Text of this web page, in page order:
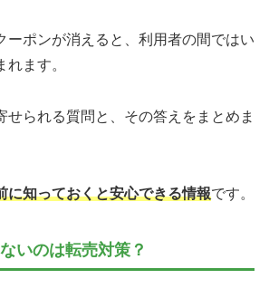
ーポンが消えると、利用者の間ではい
ます。
せられる質問と、その答えをまとめま
に知っておくと安心できる情報です。
いのは転売対策？